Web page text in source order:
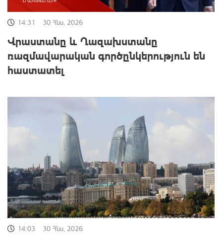
14:31 30 Հնս, 2026
Վրաստանը և Ղազախստանը
ռազմավարական գործընկերություն են
հաստատել
14:03 30 Հնս, 2026